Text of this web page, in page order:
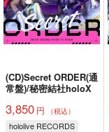
(CD)Secret ORDER(通
常盤)/秘密結社holoX
3,850 円 （税込）
hololive RECORDS